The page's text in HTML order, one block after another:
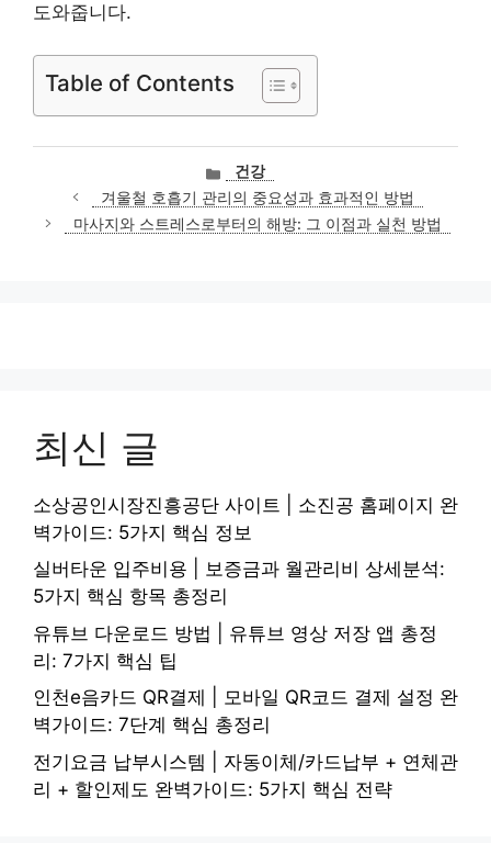
도와줍니다.
Table of Contents
카
테
고
리
건강
겨울철 호흡기 관리의 중요성과 효과적인 방법
마사지와 스트레스로부터의 해방: 그 이점과 실천 방법
최신 글
소상공인시장진흥공단 사이트 | 소진공 홈페이지 완
벽가이드: 5가지 핵심 정보
실버타운 입주비용 | 보증금과 월관리비 상세분석:
5가지 핵심 항목 총정리
유튜브 다운로드 방법 | 유튜브 영상 저장 앱 총정
리: 7가지 핵심 팁
인천e음카드 QR결제 | 모바일 QR코드 결제 설정 완
벽가이드: 7단계 핵심 총정리
전기요금 납부시스템 | 자동이체/카드납부 + 연체관
리 + 할인제도 완벽가이드: 5가지 핵심 전략